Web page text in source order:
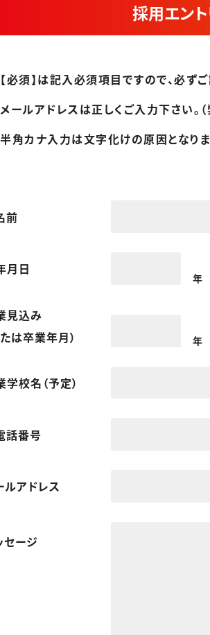
設計
採用エン
【必須】は記入必須項目ですので、必ず
メールアドレスは正しくご入力下さい。
半角カナ入力は文字化けの原因となり
前
月日
年
見込み
たは卒業年月）
年
学校名（予定）
話番号
ルアドレス
セージ